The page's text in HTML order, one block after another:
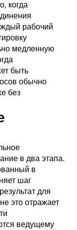
когда
рабочий
медленную
быть
обычно
без
в два этапа.
в
шаг
для
это отражает
ведущему